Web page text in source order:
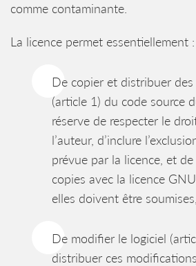
comme contaminante.
La licence permet essentiellement :
De copier et distribuer des
(article 1) du code source
réserve de respecter le
l’auteur, d’inclure
prévue par la licence, et
copies avec la licence
elles doivent être soumises,
De modifier le logiciel
distribuer ces